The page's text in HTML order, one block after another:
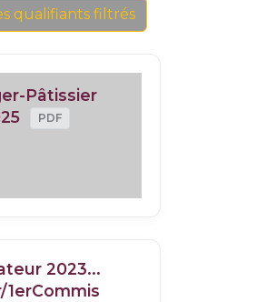
qualifiants filtrés
Pâtissier
PDF
2023...
1erCommis